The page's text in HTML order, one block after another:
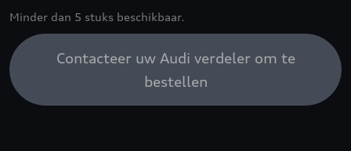
Minder dan 5 stuks beschikbaar.
Contacteer uw Audi verdeler om te
bestellen